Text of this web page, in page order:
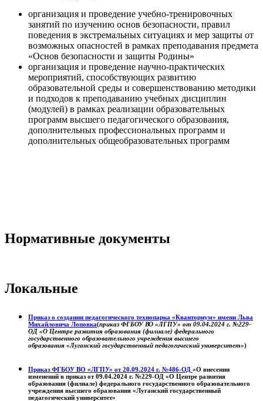
организация и проведение учебно-тренировочных
занятий по изучению основ безопасности, правил
поведения в экстремальных ситуациях и мер защиты от
возможных опасностей в рамках преподавания предмета
«Основ безопасности и защиты Родины»
организация и проведение научно-практических
мероприятий, способствующих развитию
образовательной среды и совершенствованию методики
и подходов к преподаванию учебных дисциплин
(модулей) в рамках реализации образовательных
программ высшего педагогического образования,
дополнительных профессиональных программ и
дополнительных общеобразовательных программ
Нормативные документы
Локальные
Приказ о создании педагогического технопарка «Кванториум» имени Льва
Михайловича Лоповка(приказ ФГБОУ ВО «ЛГПУ» от 09.04.2024 г. №229-
ОД «О Центре развития образования (филиале) федерального
государственного образовательного учреждения высшего
образования «Луганский государственный педагогический университет»)
Приказ ФГБОУ ВО «ЛГПУ» от 20.09.2024 г. №486-ОД «О внесении
изменений в приказ от 09.04.2024 г. №229-ОД «О Центре развития
образования (филиале) федерального государственного образовательного
учреждения высшего образования «Луганский государственный
педагогический университет»